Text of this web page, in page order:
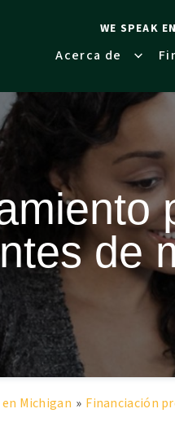
WE SPEAK
Acerca de
de
Michigan » Financiación